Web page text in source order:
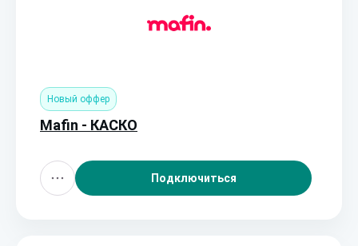
Новый оффер
Mafin - КАСКО
Подключиться